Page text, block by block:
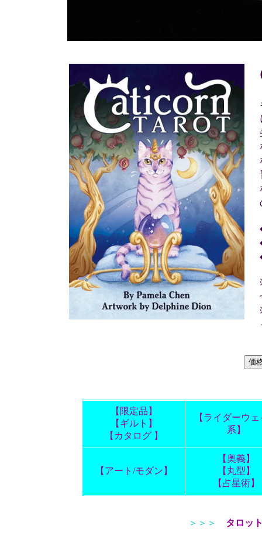
【限定品】
【ギルト】
【カタログ 】
【ライダーウ
系】
【アート/モダン】
【奥義】
【丸型】
【占星術】
＞＞＞ タロッ